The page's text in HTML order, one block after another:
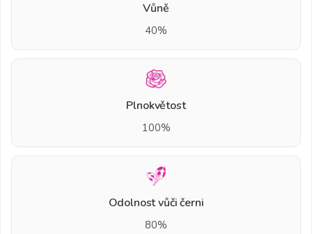
Vůně
40%
Plnokvětost
100%
Odolnost vůči černi
80%